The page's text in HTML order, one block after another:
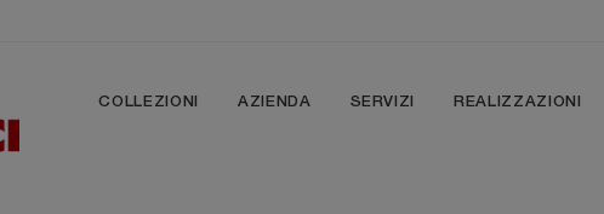
COLLEZIONI AZIENDA SERVIZI REALIZZAZIONI